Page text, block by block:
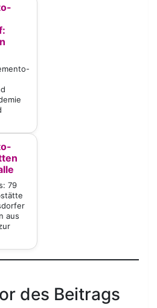
79
aus
des Beitrags